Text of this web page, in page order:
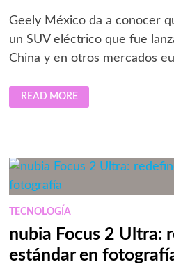
Geely México da a conocer
un SUV eléctrico que fue
China y en otros mercados
PRONTO
EN
MÉXICO
GEELY
EX5
READ MORE
TECNOLOGÍA
nubia Focus 2 Ultra:
estándar en